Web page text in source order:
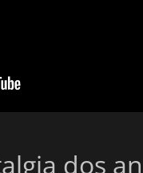
dos